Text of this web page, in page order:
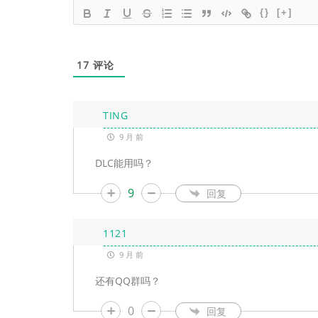
{} [+]
17 评论
TING
9 月 前
DLC能用吗？
9 回复
1121
9 月 前
还有QQ群吗？
0 回复